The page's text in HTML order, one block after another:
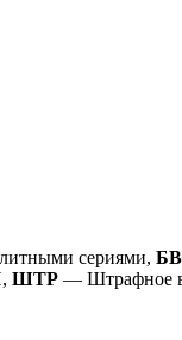
сериями, БВ
ШТР — Штрафное